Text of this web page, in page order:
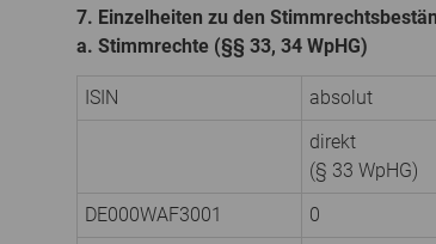
7. Einzelheiten zu den
a. Stimmrechte (§§ 33, 34 WpHG)
ISIN absolut
direkt
(§ 33 WpHG)
DE000WAF3001
0